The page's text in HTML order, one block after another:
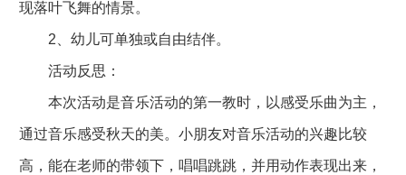
现落叶飞舞的情景。
2、幼儿可单独或自由结伴。
活动反思：
本次活动是音乐活动的第一教时，以感受乐曲为主，
通过音乐感受秋天的美。小朋友对音乐活动的兴趣比较
高，能在老师的带领下，唱唱跳跳，并用动作表现出来，